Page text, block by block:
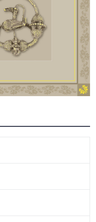
культура
культура